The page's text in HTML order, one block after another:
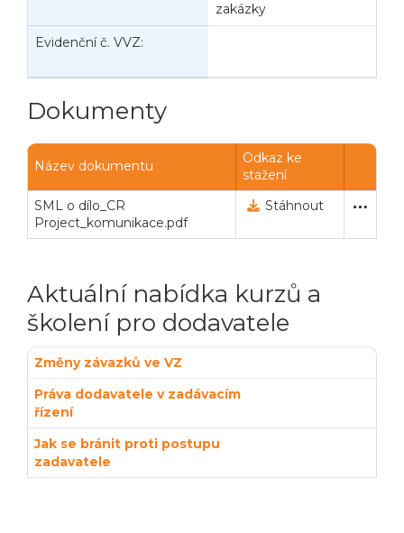
zakázky
Evidenční č. VVZ:
Dokumenty
Název dokumentu
Odkaz ke
stažení
SML o dílo_CR
Project_komunikace.pdf
Automaticky zařazeno
7. 8. 2013 15:28
Stáhnout
Aktuální nabídka kurzů a
školení pro dodavatele
Změny závazků ve VZ
Práva dodavatele v zadávacím
řízení
Jak se bránit proti postupu
zadavatele
Veřejné zakázky